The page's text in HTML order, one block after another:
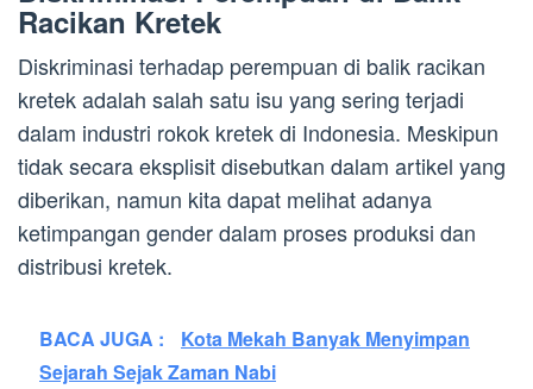
Racikan Kretek
Diskriminasi terhadap perempuan di balik racikan
kretek adalah salah satu isu yang sering terjadi
dalam industri rokok kretek di Indonesia. Meskipun
tidak secara eksplisit disebutkan dalam artikel yang
diberikan, namun kita dapat melihat adanya
ketimpangan gender dalam proses produksi dan
distribusi kretek.
BACA JUGA :
Kota Mekah Banyak Menyimpan
Sejarah Sejak Zaman Nabi